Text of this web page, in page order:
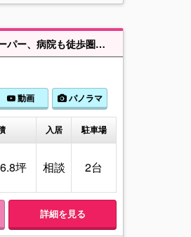
🌸飯田の分譲🌸見学OK⭐当社は売主と同じ飯田グループ⭐（Ａ号棟）大謝名１丁目279番🌈 小中学校、スーパー、病院も徒歩圏内🏫🏃 全国規模の弊社なので金融機関・住宅ローンに強い💖 🌈🌈飯田グループホールディングス唯一の販売専門会社のホームトレードセンター🌈🌈 安心の直接相談😊飯田グループならではの提携住宅ローンをご提案⭐金利が上がったとき、毎月の支払いをシュミレーションしながら生活設計に寄り添ったご提案をさせて頂きます🍉🥰ご来店大歓迎🏡自己資金やローンの気になることお答えします🌈FP無料相談実施中🌈グループ会社だから徹底しお客様に還元します😊⭐
動画 パノラマ
入居 駐車場
坪 相談 2台
詳細を見る